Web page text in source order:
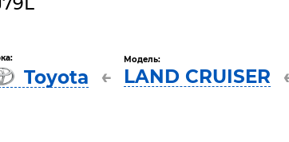
Toyota ←
Модель:
LAND CRUISER